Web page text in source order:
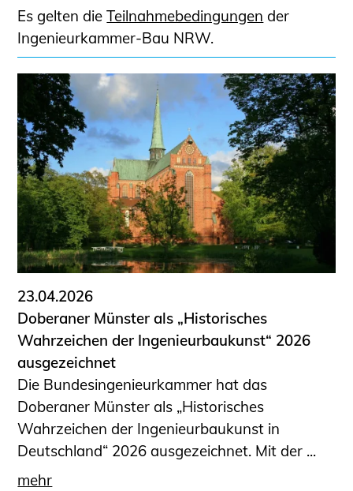
Es gelten dieTeilnahmebedingungen der
Ingenieurkammer-Bau NRW.
23.04.2026
Doberaner Münster als „Historisches
Wahrzeichen der Ingenieurbaukunst“ 2026
ausgezeichnet
Die Bundesingenieurkammer hat das
Doberaner Münster als „Historisches
Wahrzeichen der Ingenieurbaukunst in
Deutschland“ 2026 ausgezeichnet. Mit der ...
mehr